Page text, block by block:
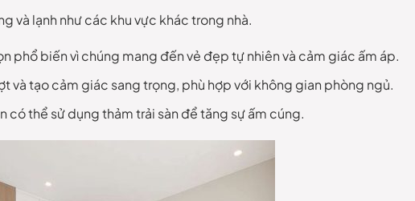
và lạnh như các khu vực khác trong nhà.
phổ biến vì chúng mang đến vẻ đẹp tự nhiên và cảm giác ấm áp.
và tạo cảm giác sang trọng, phù hợp với không gian phòng ngủ.
có thể sử dụng thảm trải sàn để tăng sự ấm cúng.